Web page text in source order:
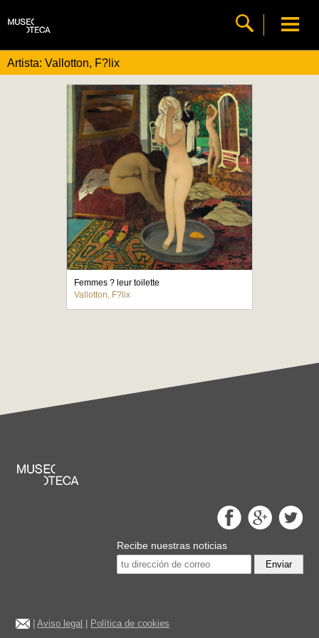
Artista: Vallotton, F?lix
Femmes ? leur toilette
Vallotton, F?lix
Recibe nuestras noticias
Enviar
|Aviso legal Política de cookies